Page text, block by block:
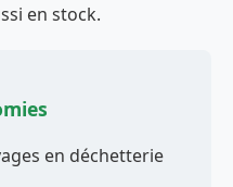
en stock.
en déchetterie